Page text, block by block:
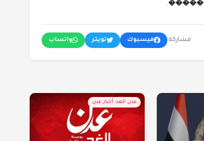
�����
مشاركة: فيسبوك تويتر واتساب
عدن الغد- أخبار عدن